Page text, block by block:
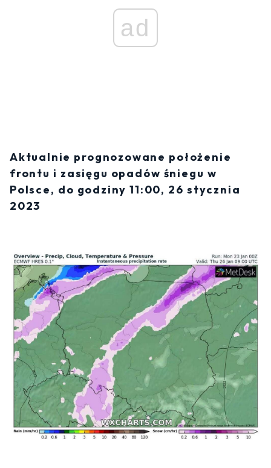
ad
Aktualnie prognozowane położenie
frontu i zasięgu opadów śniegu w
Polsce, do godziny 11:00, 26 stycznia
2023